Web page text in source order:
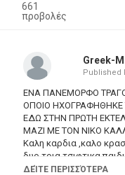
661
προβολές
Greek-
Published
ΕΝΑ ΠΑΝΕΜΟΡΦΟ
ΟΠΟΙΟ ΗΧΟΓΡΑΦΗΘΗΚΕ
ΕΔΩ ΣΤΗΝ ΠΡΩΤΗ
ΜΑΖΙ ΜΕ ΤΟΝ ΝΙΚΟ
Καλη καρδια ,καλο
δυο τρια τσιφτικα
ΔΕΊΤΕ ΠΕΡΙΣΣΌΤΕΡΑ